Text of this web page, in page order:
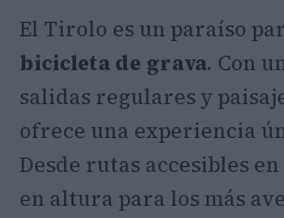
El Tirolo es un paraíso
bicicleta de grava. Con
salidas regulares y
ofrece una experiencia
Desde rutas accesibles
en altura para los más